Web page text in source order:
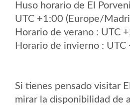
Huso horario de El
UTC +1:00 (Europe/
Horario de verano : UTC
Horario de invierno : UTC
Si tienes pensado visitar
mirar la disponibilidad de